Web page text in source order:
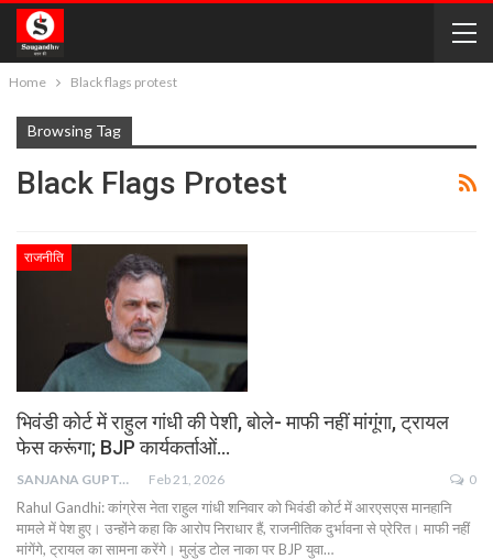
Home Black flags protest
Browsing Tag
Black Flags Protest
राजनीति
भिवंडी कोर्ट में राहुल गांधी की पेशी, बोले- माफी नहीं मांगूंगा, ट्रायल
फेस करूंगा; BJP कार्यकर्ताओं…
SANJANA GUPTA Feb 21, 2026 0
Rahul Gandhi: कांग्रेस नेता राहुल गांधी शनिवार को भिवंडी कोर्ट में आरएसएस मानहानि
मामले में पेश हुए। उन्होंने कहा कि आरोप निराधार हैं, राजनीतिक दुर्भावना से प्रेरित। माफी नहीं
मांगेंगे, ट्रायल का सामना करेंगे। मुलुंड टोल नाका पर BJP युवा…